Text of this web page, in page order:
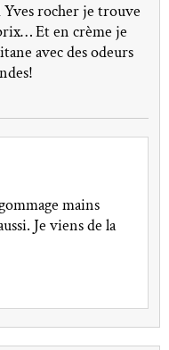
rocher je trouve
Et en crème je
avec des odeurs
mains
Je viens de la